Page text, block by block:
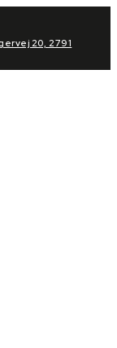
20, 2791